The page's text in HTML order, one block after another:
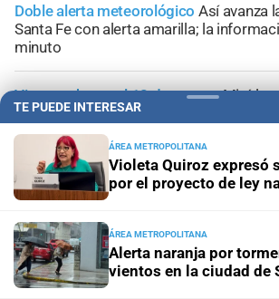
Doble alerta meteorológico Así avanza
Santa Fe con alerta amarilla; la
minuto
Vigentes hasta el 12 de agostoMirá las
Supermercados
TE PUEDE INTERESAR
ÁREA METROPOLITANA
Violeta Quiroz expresó
por el proyecto de ley
ÁREA METROPOLITANA
Alerta naranja por
vientos en la ciudad de